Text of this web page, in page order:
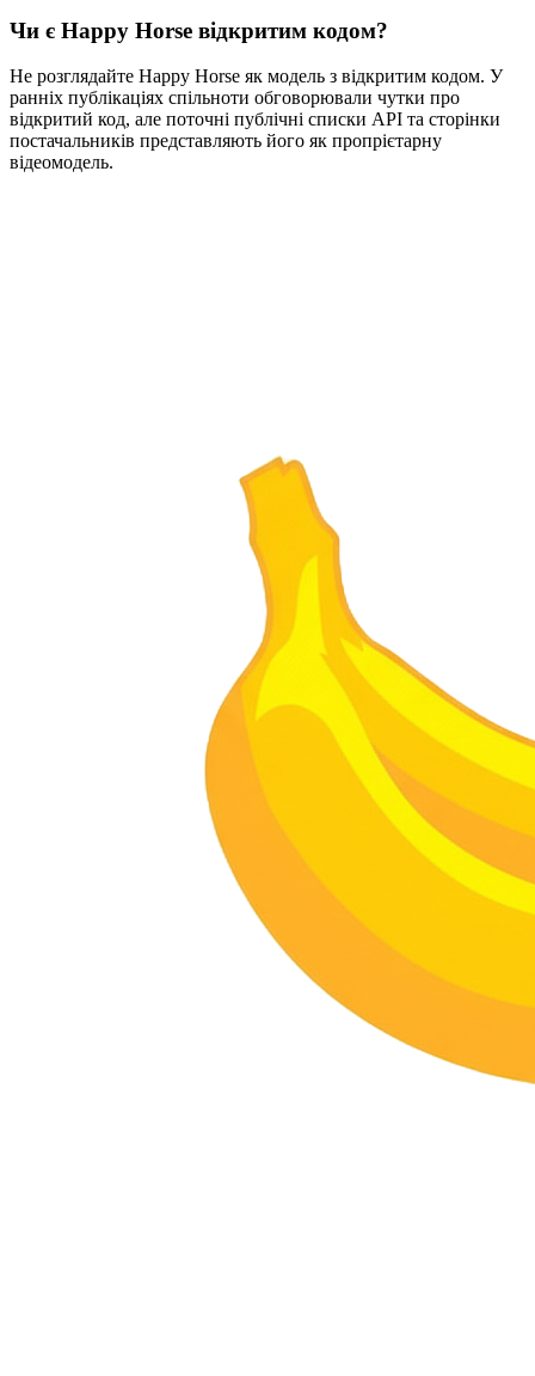
Чи є Happy Horse відкритим кодом?
Не розглядайте Happy Horse як модель з відкритим кодом. У
ранніх публікаціях спільноти обговорювали чутки про
відкритий код, але поточні публічні списки API та сторінки
постачальників представляють його як пропрієтарну
відеомодель.